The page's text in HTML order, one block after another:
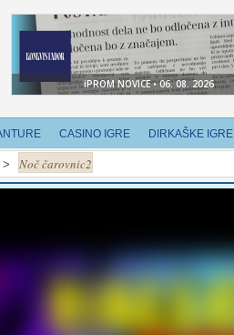
CASINO IGRE DIRKAŠKE IGRE
> Noč čarovnic2